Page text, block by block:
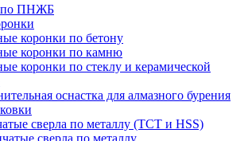
по ПНЖБ
коронки по бетону
коронки по камню
коронки по стеклу и керамической
оснастка для алмазного бурения
сверла по металлу (TCT и HSS)
сверла по металлу